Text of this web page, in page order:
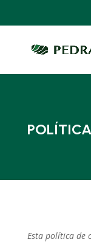
Esta política de